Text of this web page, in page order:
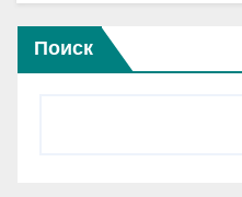
Поиск